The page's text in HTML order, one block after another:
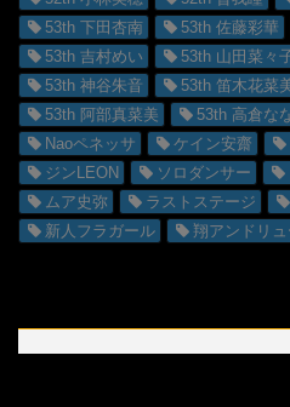
53th 下田杏南
53th 佐藤彩華
53th 吉村めい
53th 山田菜々
53th 神谷朱音
53th 笛木花菜
53th 阿部真菜美
53th 高倉な
Naoペネッサ
ケイン安齋
ジンLEON
ソロダンサー
ムア史弥
ラストステージ
新人フラガール
翔アンドリュ